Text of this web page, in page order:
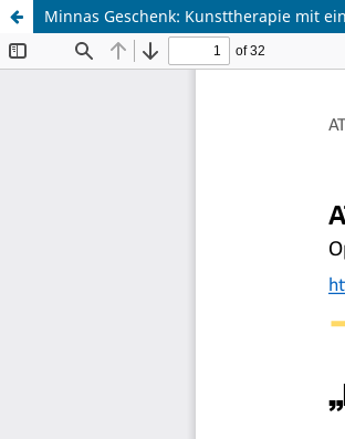
Minnas Geschenk: Kunsttherapie mit